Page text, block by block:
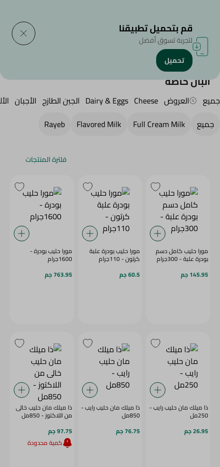
الرئيسية /الجبن,منتجات الألبان والبيض
البان خاصة
جميع العروض Cheese
Dairy & Eggs الجبن الطازج الأجبان
جميع
Full Cream Milk
Flavored Milk
Rayeb
فلترة المنتجات
مورا حليب كامل دسم
بودرة علبة - 300جرام
145.95 جم
مورا حليب بودرة علبة
كرتون - 110جرام
60.5 جم
مورا حليب بودرة -
1600جرام
763.95 جم
ذا ميلك مان حليب رايب -
250مل
26.95 جم
ذا ميلك مان حليب رايب -
850مل
76.75 جم
ذا ميلك مان حليب خالى
من اللاكتوز - 850مل
97.75 جم
كمية محدودة
قم بتحميل تطبيقنا
لتجربة تسوق أفضل
تحميل